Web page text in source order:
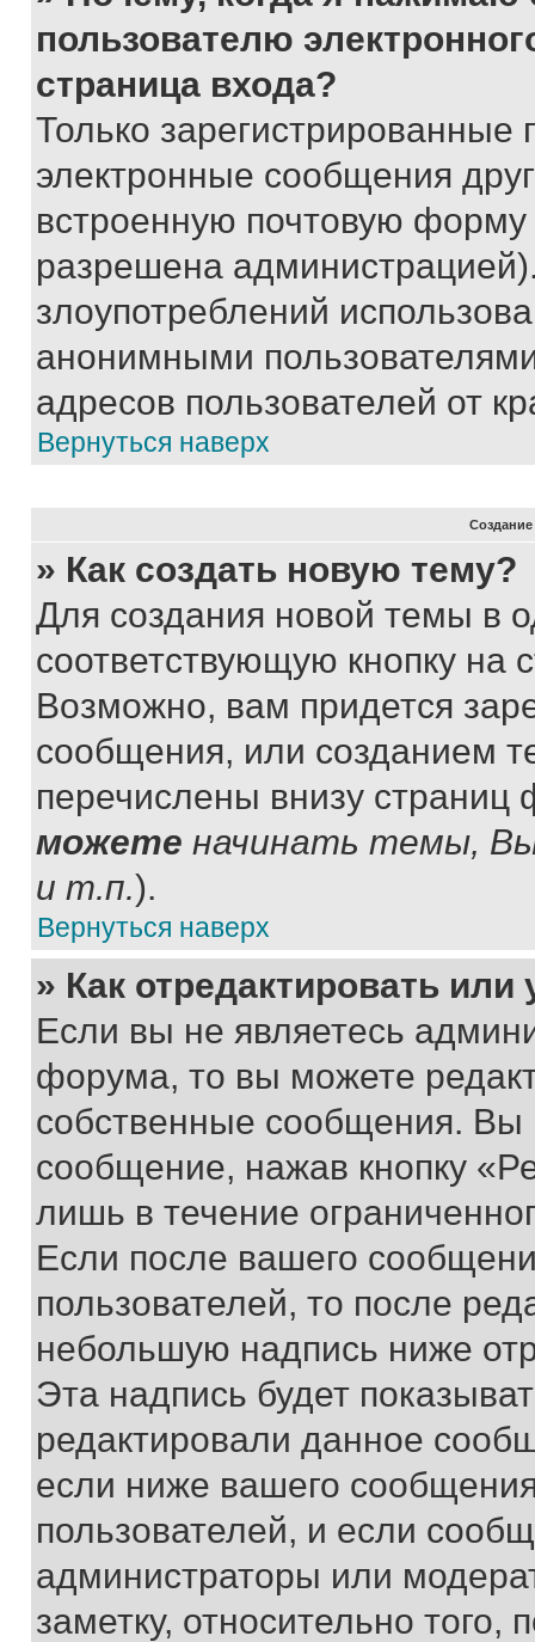
пользователю
страница входа?
Только зарегистрированные
электронные сообщения
встроенную почтовую
разрешена
злоупотреблений
анонимными
адресов пользователей от
Вернуться наверх
» Как создать новую тему?
Для создания новой темы в
соответствующую кнопку
Возможно, вам придется
сообщения, или созданием
перечислены внизу
можете начинать темы,
и т.п.).
Вернуться наверх
» Как отредактировать
Если вы не являетесь
форума, то вы можете
собственные сообщения. Вы
сообщение, нажав кнопку
лишь в течение
Если после вашего
пользователей, то после
небольшую надпись ниже
Эта надпись будет
редактировали данное
если ниже вашего
пользователей, и если
администраторы или
заметку, относительно